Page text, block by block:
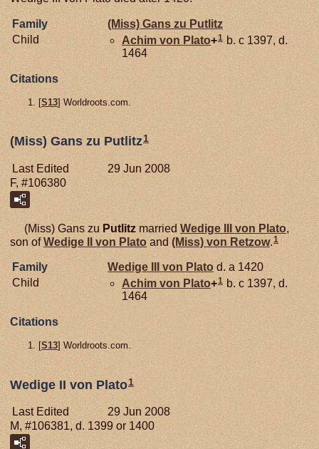
Family (Miss) Gans zu Putlitz
Child
Achim von Plato+1 b. c 1397, d.
1464
Citations
[S13] Worldroots.com.
(Miss) Gans zu Putlitz1
Last Edited
29 Jun 2008
F, #106380
(Miss) Gans zu Putlitz married Wedige III von Plato,
son ofWedige II von Plato and (Miss) von Retzow.1
Family Wedige III von Plato d. a 1420
Child
Achim von Plato+1 b. c 1397, d.
1464
Citations
[S13] Worldroots.com.
Wedige II von Plato1
Last Edited
29 Jun 2008
M, #106381, d. 1399 or 1400